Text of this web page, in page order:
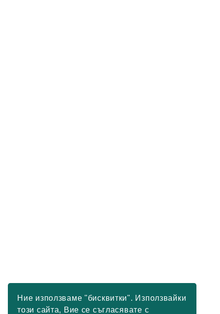
Ние използваме "бисквитки". Използвайки
този сайта, Вие се съгласявате с